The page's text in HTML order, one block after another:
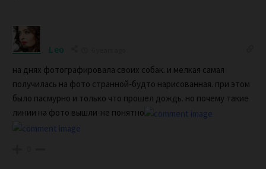
Leo
на днях фотографировала своих собак. и мелкая самая
получилась на фото странной-будто нарисованная. при этом
было пасмурно и только что прошел дождь. но почему такие
линии на фото вышли-не понятно